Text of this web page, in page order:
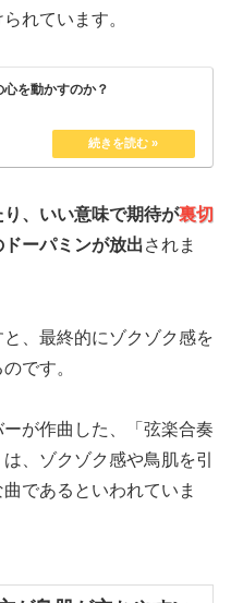
れています。
を動かすのか？
、いい意味で期待が裏切
ーパミンが放出されま
、最終的にゾクゾク感を
です。
が作曲した、「弦楽合奏
、ゾクゾク感や鳥肌を引
であるといわれていま